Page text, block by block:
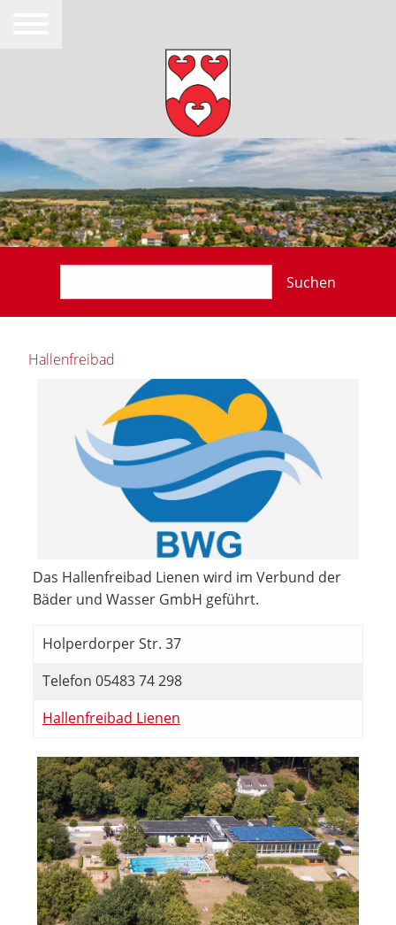
Suchen
Hallenfreibad
Das Hallenfreibad Lienen wird im Verbund der
Bäder und Wasser GmbH geführt.
Holperdorper Str. 37
Telefon 05483 74 298
Hallenfreibad Lienen